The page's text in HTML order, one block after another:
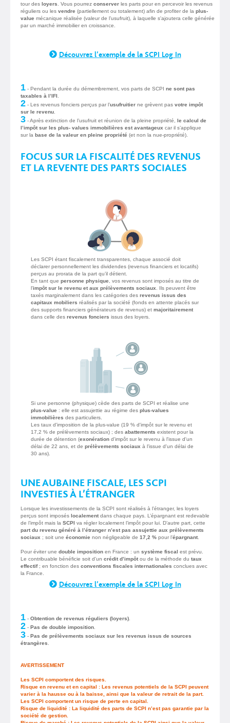
tour des loyers . Vous pourrez conserver les parts pour en percevoir les revenus
réguliers ou les vendre (partiellement ou totalement) afin de profiter de la plus-
value mécanique réalisée (valeur de l’usufruit), à laquelle s'ajoutera celle générée
par un marché immobilier en croissance.
Découvrez l’exemple de la SCPI Log In
1 - Pendant la durée du démembrement, vos parts de SCPI ne sont pas
taxables à l’IFI
2 - Les revenus fonciers perçus par l’usufruitier ne grèvent pas votre impôt
sur le revenu
3 - Après extinction de l’usufruit et réunion de la pleine propriété, le calcul de
l’impôt sur les plus- values immobilières est avantageux car il s’applique
sur la base de la valeur en pleine propriété (et non la nue-propriété).
FOCUS SUR LA FISCALITÉ DES REVENUS
ET LA REVENTE DES PARTS SOCIALES
Les SCPI étant fiscalement transparentes, chaque associé doit
déclarer personnellement les dividendes (revenus financiers et locatifs)
perçus au prorata de la part qu’il détient.
En tant que personne physique , vos revenus sont imposés au titre de
l'impôt sur le revenu et aux prélèvements sociaux . Ils peuvent être
taxés marginalement dans les catégories des revenus issus des
capitaux mobiliers réalisés par la société (fonds en attente placés sur
des supports financiers générateurs de revenus) et majoritairement
dans celle des revenus fonciers issus des loyers.
Si une personne (physique) cède des parts de SCPI et réalise une
plus-value : elle est assujettie au régime des plus-values
immobilières des particuliers.
Les taux d'imposition de la plus-value (19 % d'impôt sur le revenu et
17,2 % de prélèvements sociaux) ; des abattements existent pour la
durée de détention (exonération d'impôt sur le revenu à l'issue d'un
délai de 22 ans, et de prélèvements sociaux à l'issue d'un délai de
30 ans).
UNE AUBAINE FISCALE, LES SCPI
INVESTIES À L’ÉTRANGER
Lorsque les investissements de la SCPI sont réalisés à l’étranger, les loyers
perçus sont imposés localement dans chaque pays. L’épargnant est redevable
de l’impôt mais la SCPI va régler localement l’impôt pour lui. D’autre part, cette
part du revenu généré à l’étranger n’est pas assujettie aux prélèvements
sociaux ; soit une économie non négligeable de 17,2 % pour l’épargnant
Pour éviter une double imposition en France : un système fiscal est prévu.
Le contribuable bénéficie soit d’un crédit d’impôt ou de la méthode du taux
effectif; en fonction des conventions fiscales internationales conclues avec
la France.
Découvrez l’exemple de la SCPI Log In
1 - Obtention de revenus réguliers (loyers)
2 - Pas de double imposition
3 - Pas de prélèvements sociaux sur les revenus issus de sources
étrangères
AVERTISSEMENT
Les SCPI comportent des risques.
Risque en revenu et en capital : Les revenus potentiels de la SCPI peuvent
varier à la hausse ou à la baisse, ainsi que la valeur de retrait de la part.
Les SCPI comportent un risque de perte en capital.
Risque de liquidité : La liquidité des parts de SCPI n’est pas garantie par la
société de gestion.